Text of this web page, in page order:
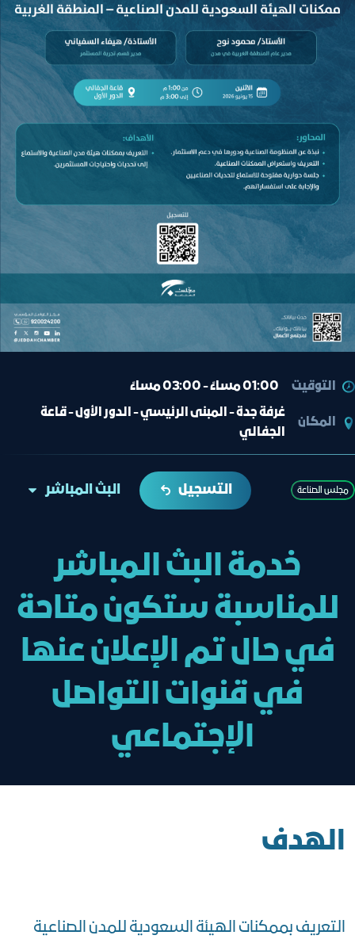
التوقيت 01:00 مساءً - 03:00 مساءً
المكان
غرفة جدة - المبنى الرئيسي - الدور الأول - قاعة
الجفالي
ﻣﺠﻠﺲ اﻟﺼﻨﺎﻋﺔ التسجيل البث المباشر
خدمة البث المباشر
للمناسبة ستكون متاحة
في حال تم الإعلان عنها
في قنوات التواصل
الإجتماعي
الهدف
التعريف بممكنات الهيئة السعودية للمدن الصناعية